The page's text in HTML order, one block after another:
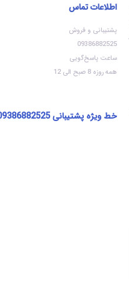
اطلاعات تماس
پشتیبانی و فروش
09386882525
ساعت پاسخ‌گویی
همه روزه 8 صبح الی 12
خط ویژه پشتیبانی